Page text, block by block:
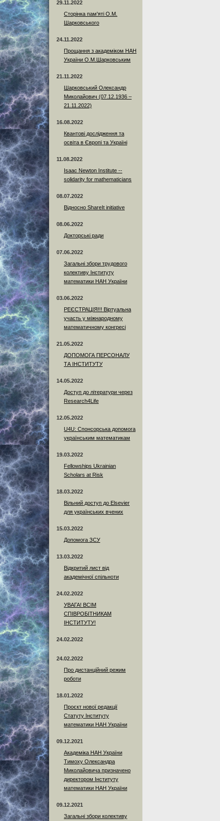
29.11.2022
Сторінка пам'яті О.М.
Шарковського
24.11.2022
Прощання з академіком НАН
України О.М.Шарковським
21.11.2022
Шарковський Олександр
Миколайович (07.12.1936 –
21.11.2022)
16.08.2022
Квантові дослідження та
освіта в Європі та Україні
11.08.2022
Isaac Newton Institute --
solidarity for mathematicians
08.07.2022
Відносно ShareIt initiative
08.06.2022
Докторські ради
07.06.2022
Загальні збори трудового
колективу Інституту
математики НАН України
03.06.2022
РЕЄСТРАЦІЯ!!! Віртуальна
участь у міжнародному
математичному конгресі
21.05.2022
ДОПОМОГА ПЕРСОНАЛУ
ТА ІНСТИТУТУ
14.05.2022
Доступ до літератури через
Research4Life
12.05.2022
U4U: Спонсорська допомога
українським математикам
19.03.2022
Fellowships Ukrainian
Scholars at Risk
18.03.2022
Вільний доступ до Elsevier
для українських вчених
15.03.2022
Допомога ЗСУ
13.03.2022
Відкритий лист від
академічної спільноти
24.02.2022
УВАГА! ВСІМ
СПІВРОБІТНИКАМ
ІНСТИТУТУ!
24.02.2022
24.02.2022
Про дистанційний режим
роботи
18.01.2022
Проєкт нової редакції
Статуту Інституту
математики НАН України
09.12.2021
Академіка НАН України
Тимоху Олександра
Миколайовича призначено
директором Інституту
математики НАН України
09.12.2021
Загальні збори колективу